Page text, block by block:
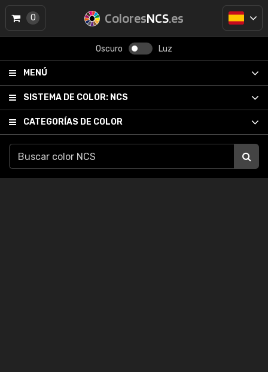
ColoresNCS.es
Oscuro Luz
MENÚ
SISTEMA DE COLOR: NCS
CATEGORÍAS DE COLOR
0